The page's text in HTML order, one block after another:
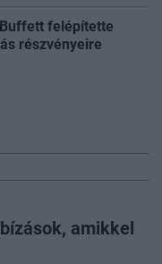
felépítette
részvényeire
amikkel